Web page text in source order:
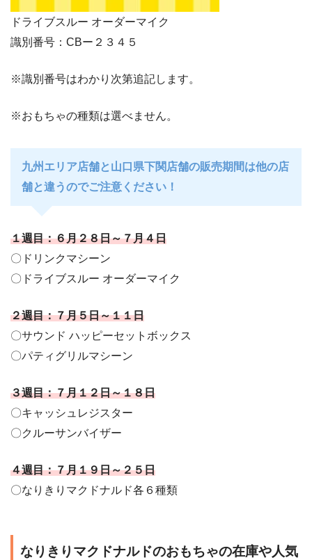
ドライブスルー オーダーマイク
識別番号：CBー２３４５
※識別番号はわかり次第追記します。
※おもちゃの種類は選べません。
九州エリア店舗と山口県下関店舗の販売期間は他の店
舗と違うのでご注意ください！
１週目：６月２８日～７月４日
〇ドリンクマシーン
〇ドライブスルー オーダーマイク
２週目：７月５日～１１日
〇サウンド ハッピーセットボックス
〇パティグリルマシーン
３週目：７月１２日～１８日
〇キャッシュレジスター
〇クルーサンバイザー
４週目：７月１９日～２５日
〇なりきりマクドナルド各６種類
なりきりマクドナルドのおもちゃの在庫や人気